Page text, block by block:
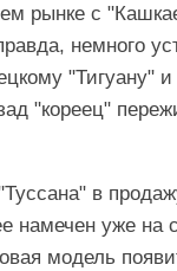
рынке с
немного
"Тигуану"
"кореец"
в
намечен уже на
модель